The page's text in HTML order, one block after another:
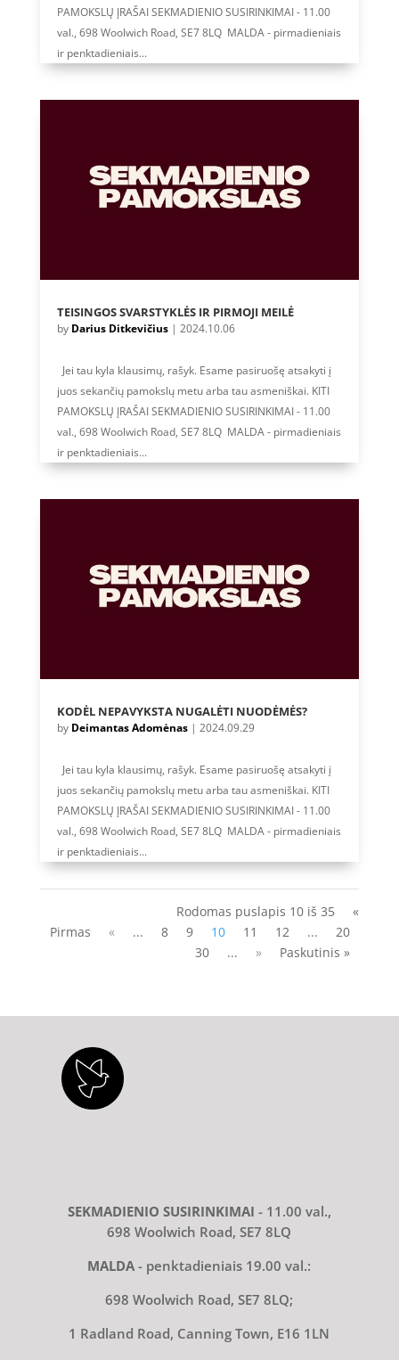
PAMOKSLŲ ĮRAŠAI SEKMADIENIO SUSIRINKIMAI - 11.00
val., 698 Woolwich Road, SE7 8LQ MALDA - pirmadieniais
ir penktadieniais...
TEISINGOS SVARSTYKLĖS IR PIRMOJI MEILĖ
by Darius Ditkevičius| 2024.10.06
Jei tau kyla klausimų, rašyk. Esame pasiruošę atsakyti į
juos sekančių pamokslų metu arba tau asmeniškai. KITI
PAMOKSLŲ ĮRAŠAI SEKMADIENIO SUSIRINKIMAI - 11.00
val., 698 Woolwich Road, SE7 8LQ MALDA - pirmadieniais
ir penktadieniais...
KODĖL NEPAVYKSTA NUGALĖTI NUODĖMĖS?
by Deimantas Adomėnas| 2024.09.29
Jei tau kyla klausimų, rašyk. Esame pasiruošę atsakyti į
juos sekančių pamokslų metu arba tau asmeniškai. KITI
PAMOKSLŲ ĮRAŠAI SEKMADIENIO SUSIRINKIMAI - 11.00
val., 698 Woolwich Road, SE7 8LQ MALDA - pirmadieniais
ir penktadieniais...
Rodomas puslapis 10 iš 35
«
Pirmas
« ... 8 9 10 11 12 ...
20
30
... » Paskutinis »
SEKMADIENIO SUSIRINKIMAI - 11.00 val.,
698 Woolwich Road, SE7 8LQ
MALDA- penktadieniais 19.00 val.:
698 Woolwich Road, SE7 8LQ;
1 Radland Road, Canning Town, E16 1LN